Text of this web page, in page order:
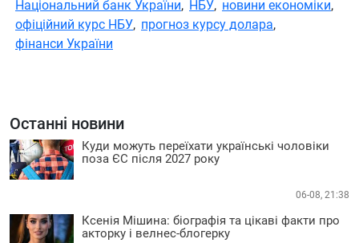
Національний банк України, НБУ, новини економіки,
офіційний курс НБУ, прогноз курсу долара,
фінанси України
Останні новини
Куди можуть переїхати українські чоловіки
поза ЄС після 2027 року
06-08, 21:38
Ксенія Мішина: біографія та цікаві факти про
акторку і велнес-блогерку